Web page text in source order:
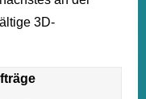
3D-